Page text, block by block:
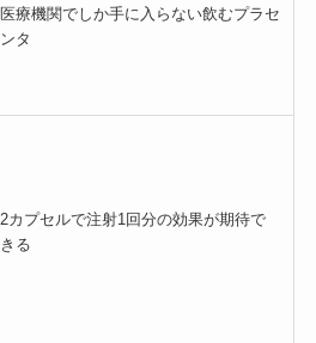
医療機関でしか手に入らない飲むプラセ
ンタ
2カプセルで注射1回分の効果が期待で
きる